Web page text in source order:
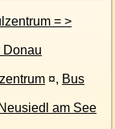
Donau
¤, Bus